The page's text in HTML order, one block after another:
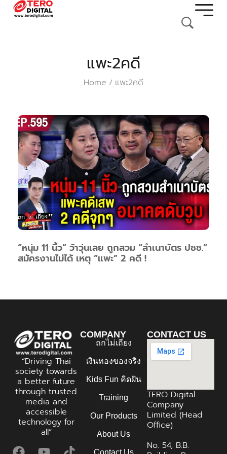
แพะ2คดี
Home / แพะ2คดี
“หนุ่ม 11 นิ้ว” ว้าวุ่นเลย ถูกสวม “สำเนาบัตร ปชช.”
สมัครงานไม่ได้ เหตุ “แพะ” 2 คดี !
“Driving Thai
society towards
a better future
through trusted
media and
accessible
technology for
all”
COMPANY
ถกไม่เถียง
เงินทองของจริง
Kids Fun คิดฝัน
Training
Our Products
About Us
Contact Us
CONTACT US
TERO Digital
Company
Limited (Head
Office)
No. 54, B.B.